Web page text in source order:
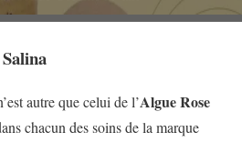
autre que celui de l’Algue Rose
chacun des soins de la marque